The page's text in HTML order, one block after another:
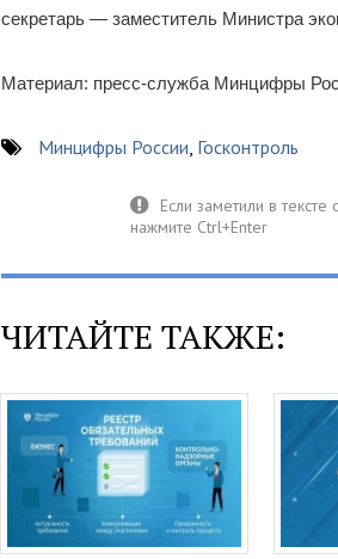
секретарь — заместитель Министра
Материал: пресс-служба Минцифры
Минцифры России, Госконтроль
ЧИТАЙТЕ ТАКЖЕ: